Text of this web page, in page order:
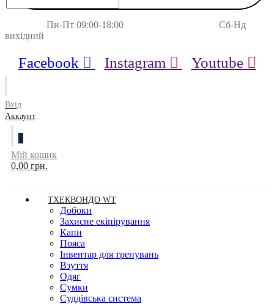
Пн-Пт 09:00-18:00 Сб-Нд
вихідний
Facebook Instagram Youtube
Вхід
Аккаунт
0
Мій кошик
0,00 грн.
ТХЕКВОНДО WT
Добоки
Захисне екіпірування
Капи
Пояса
Інвентар для тренувань
Взуття
Одяг
Сумки
Суддівська система